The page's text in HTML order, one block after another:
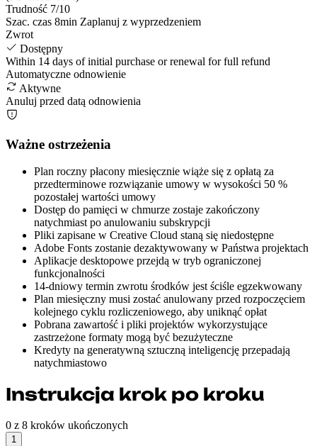
Trudność 7/10
Szac. czas 8min Zaplanuj z wyprzedzeniem
Zwrot
Dostępny
Within 14 days of initial purchase or renewal for full refund
Automatyczne odnowienie
Aktywne
Anuluj przed datą odnowienia
Ważne ostrzeżenia
Plan roczny płacony miesięcznie wiąże się z opłatą za
przedterminowe rozwiązanie umowy w wysokości 50 %
pozostałej wartości umowy
Dostęp do pamięci w chmurze zostaje zakończony
natychmiast po anulowaniu subskrypcji
Pliki zapisane w Creative Cloud staną się niedostępne
Adobe Fonts zostanie dezaktywowany w Państwa projektach
Aplikacje desktopowe przejdą w tryb ograniczonej
funkcjonalności
14-dniowy termin zwrotu środków jest ściśle egzekwowany
Plan miesięczny musi zostać anulowany przed rozpoczęciem
kolejnego cyklu rozliczeniowego, aby uniknąć opłat
Pobrana zawartość i pliki projektów wykorzystujące
zastrzeżone formaty mogą być bezużyteczne
Kredyty na generatywną sztuczną inteligencję przepadają
natychmiastowo
Instrukcja krok po kroku
0 z 8 kroków ukończonych
1